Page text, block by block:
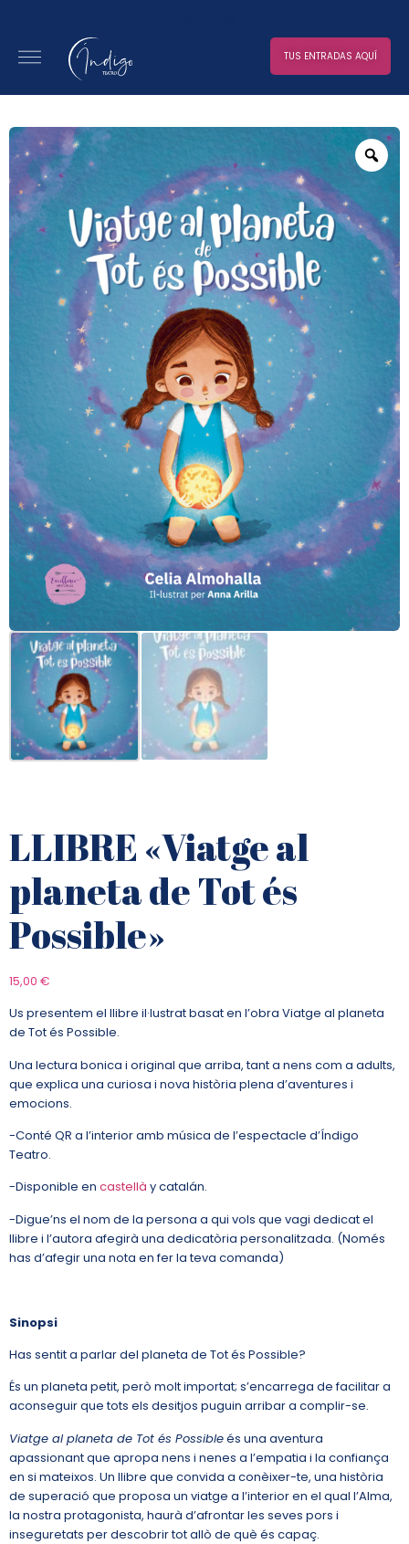
TUS ENTRADAS AQUÍ
LLIBRE «Viatge al
planeta de Tot és
Possible»
15,00 €
Us presentem el llibre il·lustrat basat en l’obra Viatge al planeta
de Tot és Possible.
Una lectura bonica i original que arriba, tant a nens com a adults,
que explica una curiosa i nova història plena d’aventures i
emocions.
-Conté QR a l’interior amb música de l’espectacle d’Índigo
Teatro.
-Disponible en castellà y catalán.
-Digue’ns el nom de la persona a qui vols que vagi dedicat el
llibre i l’autora afegirà una dedicatòria personalitzada. (Només
has d’afegir una nota en fer la teva comanda)
Sinopsi
Has sentit a parlar del planeta de Tot és Possible?
És un planeta petit, però molt importat; s’encarrega de facilitar a
aconseguir que tots els desitjos puguin arribar a complir-se.
Viatge al planeta de Tot és Possibleés una aventura
apassionant que apropa nens i nenes a l’empatia i la confiança
en si mateixos. Un llibre que convida a conèixer-te, una història
de superació que proposa un viatge a l’interior en el qual l’Alma,
la nostra protagonista, haurà d’afrontar les seves pors i
inseguretats per descobrir tot allò de què és capaç.